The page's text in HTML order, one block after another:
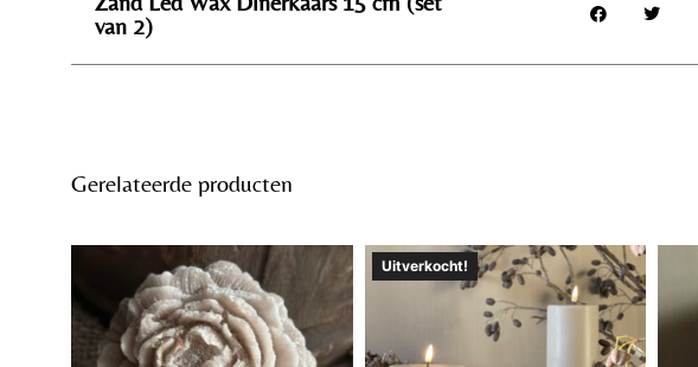
van 2)
Gerelateerde producten
Uitverkocht!